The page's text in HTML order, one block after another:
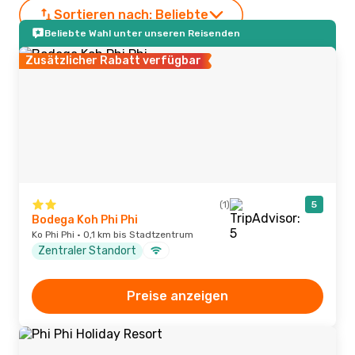
Sortieren nach: Beliebte
Beliebte Wahl unter unseren Reisenden
Zusätzlicher Rabatt verfügbar
(1) 5
Bodega Koh Phi Phi
Ko Phi Phi · 0,1 km bis Stadtzentrum
Zentraler Standort
Preise anzeigen